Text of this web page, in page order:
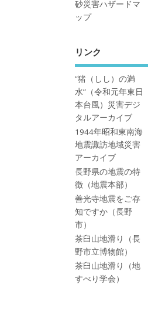
砂災害ハザードマ
ップ
リンク
”猪（しし）の満
水”（令和元年東日
本台風）災害デジ
タルアーカイブ
1944年昭和東南海
地震諏訪地域災害
アーカイブ
長野県の地震の特
徴（地震本部）
善光寺地震をご存
知ですか（長野
市）
茶臼山地滑り（長
野市立博物館）
茶臼山地滑り（地
すべり学会）